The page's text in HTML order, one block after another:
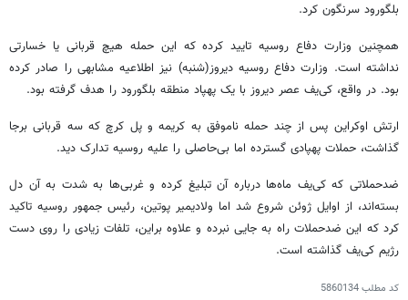
بلگورود سرنگون کرد.
همچنین وزارت دفاع روسیه تایید کرده که این حمله هیچ قربانی یا خسارتی
نداشته است. وزارت دفاع روسیه دیروز(شنبه) نیز اطلاعیه مشابهی را صادر کرده
بود. در واقع، کی‌یف عصر دیروز با یک پهپاد منطقه بلگورود را هدف گرفته بود.
ارتش اوکراین پس از چند حمله ناموفق به کریمه و پل کرچ که سه قربانی برجا
گذاشت، حملات پهپادی گسترده‌ اما بی‌حاصلی را علیه روسیه تدارک دید.
ضدحملاتی که کی‌یف ماه‌ها درباره آن تبلیغ کرده و غربی‌ها به شدت به آن دل
بسته‌اند، از اوایل ژوئن شروع شد اما ولادیمیر پوتین، رئیس جمهور روسیه تاکید
کرد که این ضدحملات راه به جایی نبرده و علاوه براین، تلفات زیادی را روی دست
رژیم کی‌یف گذاشته است.
کد مطلب5860134